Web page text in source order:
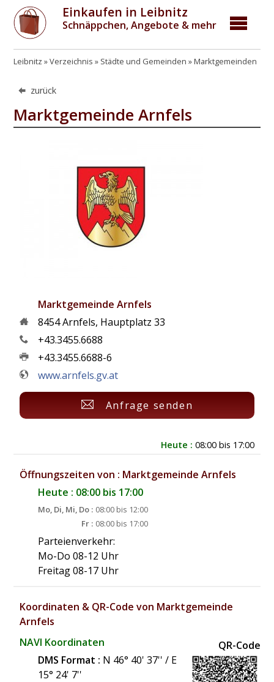
Einkaufen in Leibnitz
Schnäppchen, Angebote & mehr
Leibnitz Verzeichnis Städte und Gemeinden Marktgemeinden
zurück
Marktgemeinde Arnfels
Marktgemeinde Arnfels
8454Arnfels, Hauptplatz 33
+43.3455.6688
+43.3455.6688-6
www.arnfels.gv.at
Anfrage senden
Heute : 08:00 bis 17:00
Öffnungszeiten von : Marktgemeinde Arnfels
Heute : 08:00 bis 17:00
Mo, Di, Mi, Do : 08:00 bis 12:00
Fr : 08:00 bis 17:00
Parteienverkehr:
Mo-Do 08-12 Uhr
Freitag 08-17 Uhr
Koordinaten & QR-Code von Marktgemeinde
Arnfels
NAVI Koordinaten
DMS Format : N 46° 40' 37'' / E
15° 24' 7''
QR-Code